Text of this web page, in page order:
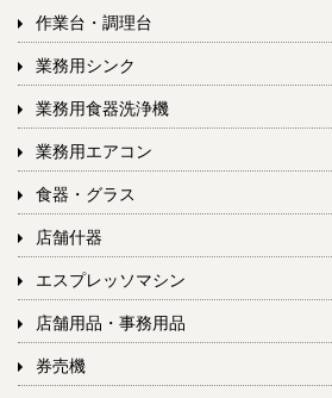
作業台・調理台
業務用シンク
業務用食器洗浄機
業務用エアコン
食器・グラス
店舗什器
エスプレッソマシン
店舗用品・事務用品
券売機